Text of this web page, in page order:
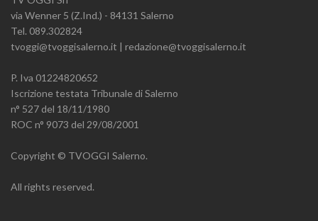
via Wenner 5 (Z.Ind.) - 84131 Salerno
Tel. 089.302824
tvoggi@tvoggisalerno.it | redazione@tvoggisalerno.it
P. Iva 01224820652
Iscrizione testata Tribunale di Salerno
n° 527 del 18/11/1980
ROC n° 9073 del 29/08/2001
Copyright © TVOGGI Salerno.
All rights reserved.